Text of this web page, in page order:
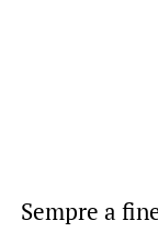
Sempre a